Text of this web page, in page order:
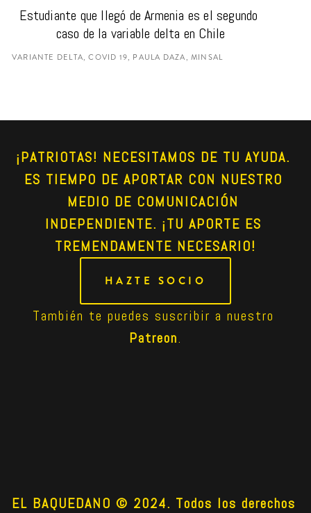
Estudiante que llegó de Armenia es el segundo
caso de la variable delta en Chile
VARIANTE DELTA, COVID 19, PAULA DAZA, MINSAL
¡PATRIOTAS! NECESITAMOS DE TU AYUDA.
ES TIEMPO DE APORTAR CON NUESTRO
MEDIO DE COMUNICACIÓN
INDEPENDIENTE. ¡TU APORTE ES
TREMENDAMENTE NECESARIO!
HAZTE SOCIO
Patreon.
EL BAQUEDANO © 2024. Todos los derechos